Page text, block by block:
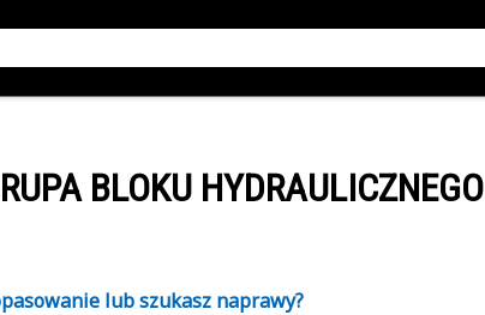
BLOKU HYDRAULICZNEGO
lub szukasz naprawy?